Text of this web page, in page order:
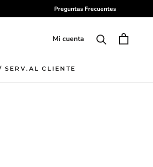
Preguntas Frecuentes
SERV.AL CLIENTE
Mi cuenta